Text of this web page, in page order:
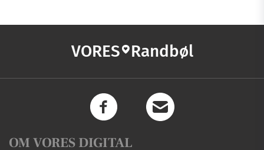
VORES Randbøl
OM VORES DIGITAL